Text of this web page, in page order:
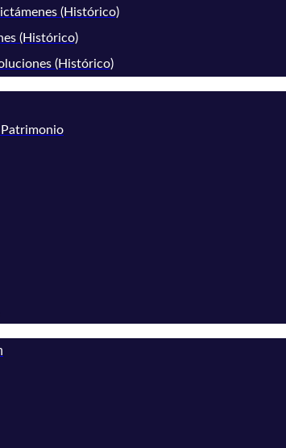
(Histórico)
(Histórico)
(Histórico)
Patrimonio